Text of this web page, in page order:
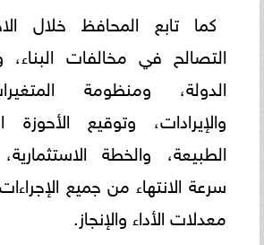
كما تابع المحافظ خلال
التصالح في مخالفات
الدولة، ومنظومة
والإيرادات، وتوقيع الأحوزة
الطبيعة، والخطة
سرعة الانتهاء من جميع
معدلات الأداء والإنجاز.